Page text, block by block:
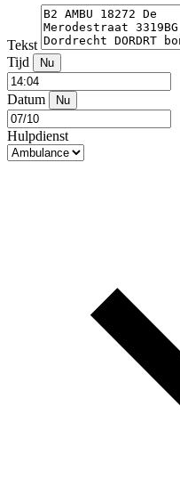
Tekst
Tijd
Nu
Datum Nu
Hulpdienst